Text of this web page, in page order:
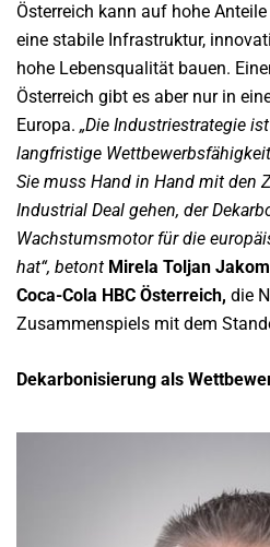
Österreich kann auf hohe
eine stabile Infrastruktur,
hohe Lebensqualität bauen.
Österreich gibt es aber nur in
Europa. „Die Industriestrategie
langfristige
Sie muss Hand in Hand mit den
Industrial Deal gehen, der
Wachstumsmotor für die
hat“, betont Mirela Toljan
Coca-Cola HBC Österreich, die
Zusammenspiels mit dem
Dekarbonisierung als